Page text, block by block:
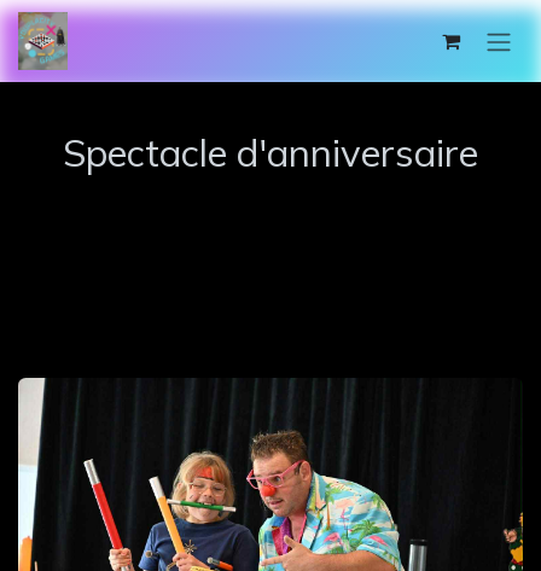
Se rendre au contenu
Spectacle d'anniversaire